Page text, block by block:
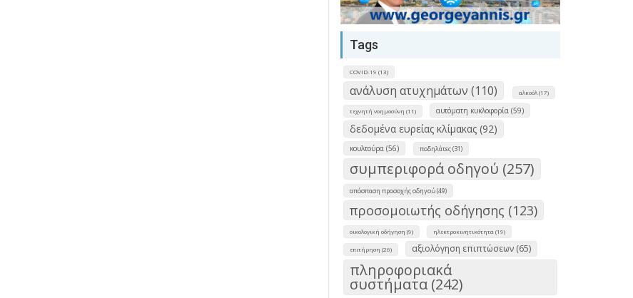
Tags
COVID-19 (13)
ανάλυση ατυχημάτων (110) αλκοόλ (17)
τεχνητή νοημοσύνη (11) αυτόματη κυκλοφορία (59)
δεδομένα ευρείας κλίμακας (92)
κουλτούρα (56) ποδηλάτες (31)
συμπεριφορά οδηγού (257)
απόσπαση προσοχής οδηγού (49)
προσομοιωτής οδήγησης (123)
οικολογική οδήγηση (9) ηλεκτροκινητικότητα (19)
επιτήρηση (26) αξιολόγηση επιπτώσεων (65)
πληροφοριακά
συστήματα (242)